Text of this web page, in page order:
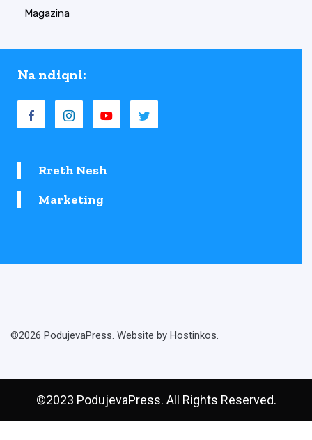
Magazina
Na ndiqni:
Rreth Nesh
Marketing
©2026 PodujevaPress. Website by Hostinkos.
©2023 PodujevaPress. All Rights Reserved.